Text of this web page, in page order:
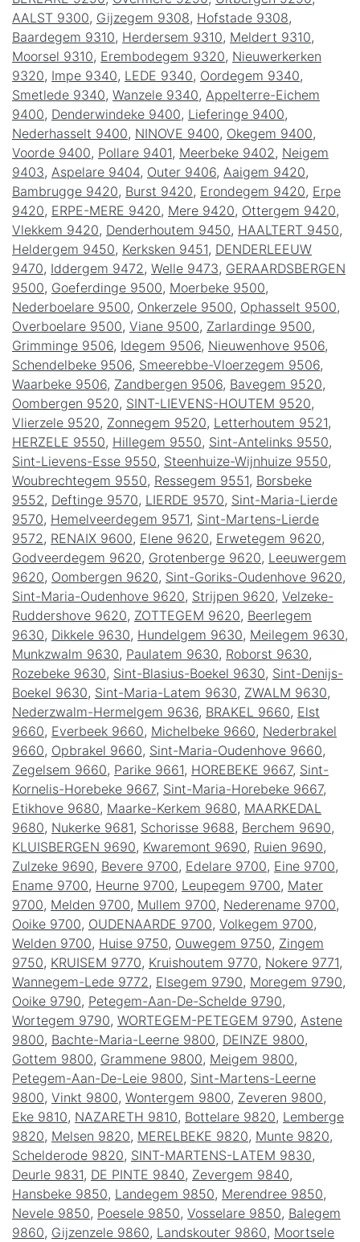
AALST 9300, Gijzegem 9308, Hofstade 9308,
Baardegem 9310, Herdersem 9310, Meldert 9310,
Moorsel 9310, Erembodegem 9320, Nieuwerkerken
9320, Impe 9340, LEDE 9340, Oordegem 9340,
Smetlede 9340, Wanzele 9340, Appelterre-Eichem
9400, Denderwindeke 9400, Lieferinge 9400,
Nederhasselt 9400, NINOVE 9400, Okegem 9400,
Voorde 9400, Pollare 9401, Meerbeke 9402 , Neigem
9403, Aspelare 9404, Outer 9406, Aaigem 9420,
Bambrugge 9420, Burst 9420, Erondegem 9420, Erpe
9420, ERPE-MERE 9420, Mere 9420, Ottergem 9420,
Vlekkem 9420, Denderhoutem 9450, HAALTERT 9450,
Heldergem 9450, Kerksken 9451, DENDERLEEUW
9470, Iddergem 9472 , Welle 9473, GERAARDSBERGEN
9500, Goeferdinge 9500, Moerbeke 9500,
Nederboelare 9500, Onkerzele 9500, Ophasselt 9500,
Overboelare 9500, Viane 9500, Zarlardinge 9500,
Grimminge 9506, Idegem 9506, Nieuwenhove 9506,
Schendelbeke 9506, Smeerebbe-Vloerzegem 9506,
Waarbeke 9506, Zandbergen 9506, Bavegem 9520,
Oombergen 9520, SINT-LIEVENS-HOUTEM 9520,
Vlierzele 9520, Zonnegem 9520, Letterhoutem 9521,
HERZELE 9550, Hillegem 9550, Sint-Antelinks 9550,
Sint-Lievens-Esse 9550, Steenhuize-Wijnhuize 9550,
Woubrechtegem 9550, Ressegem 9551, Borsbeke
9552 , Deftinge 9570, LIERDE 9570, Sint-Maria-Lierde
9570, Hemelveerdegem 9571, Sint-Martens-Lierde
9572 , RENAIX 9600, Elene 9620, Erwetegem 9620,
Godveerdegem 9620, Grotenberge 9620, Leeuwergem
9620, Oombergen 9620, Sint-Goriks-Oudenhove 9620,
Sint-Maria-Oudenhove 9620, Strijpen 9620, Velzeke-
Ruddershove 9620, ZOTTEGEM 9620, Beerlegem
9630, Dikkele 9630, Hundelgem 9630, Meilegem 9630,
Munkzwalm 9630, Paulatem 9630, Roborst 9630,
Rozebeke 9630, Sint-Blasius-Boekel 9630, Sint-Denijs-
Boekel 9630, Sint-Maria-Latem 9630, ZWALM 9630,
Nederzwalm-Hermelgem 9636, BRAKEL 9660, Elst
9660, Everbeek 9660, Michelbeke 9660, Nederbrakel
9660, Opbrakel 9660, Sint-Maria-Oudenhove 9660,
Zegelsem 9660, Parike 9661, HOREBEKE 9667, Sint-
Kornelis-Horebeke 9667, Sint-Maria-Horebeke 9667,
Etikhove 9680, Maarke-Kerkem 9680, MAARKEDAL
9680, Nukerke 9681, Schorisse 9688, Berchem 9690,
KLUISBERGEN 9690, Kwaremont 9690, Ruien 9690,
Zulzeke 9690, Bevere 9700, Edelare 9700, Eine 9700,
Ename 9700, Heurne 9700, Leupegem 9700, Mater
9700, Melden 9700, Mullem 9700, Nederename 9700,
Ooike 9700, OUDENAARDE 9700, Volkegem 9700,
Welden 9700, Huise 9750, Ouwegem 9750, Zingem
9750, KRUISEM 9770, Kruishoutem 9770, Nokere 9771,
Wannegem-Lede 9772 , Elsegem 9790, Moregem 9790,
Ooike 9790, Petegem-Aan-De-Schelde 9790,
Wortegem 9790, WORTEGEM-PETEGEM 9790, Astene
9800, Bachte-Maria-Leerne 9800, DEINZE 9800,
Gottem 9800, Grammene 9800, Meigem 9800,
Petegem-Aan-De-Leie 9800, Sint-Martens-Leerne
9800, Vinkt 9800, Wontergem 9800, Zeveren 9800,
Eke 9810, NAZARETH 9810, Bottelare 9820, Lemberge
9820, Melsen 9820, MERELBEKE 9820, Munte 9820,
Schelderode 9820, SINT-MARTENS-LATEM 9830,
Deurle 9831, DE PINTE 9840, Zevergem 9840,
Hansbeke 9850, Landegem 9850, Merendree 9850,
Nevele 9850, Poesele 9850, Vosselare 9850, Balegem
9860, Gijzenzele 9860, Landskouter 9860, Moortsele